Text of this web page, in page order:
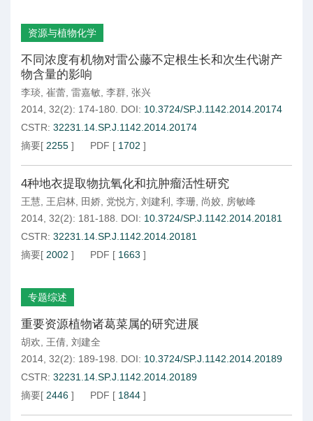
资源与植物化学
不同浓度有机物对雷公藤不定根生长和次生代谢产
物含量的影响
李琰 崔蕾 雷嘉敏 李群 张兴
2014, 32(2): 174-180. DOI: 10.3724/SP.J.1142.2014.20174
CSTR: 32231.14.SP.J.1142.2014.20174
摘要[ 2255 ] PDF [ 1702 ]
4种地衣提取物抗氧化和抗肿瘤活性研究
王慧 王启林 田娇 党悦方 刘建利 李珊 尚姣
房敏峰
2014, 32(2): 181-188.
DOI: 10.3724/SP.J.1142.2014.20181
CSTR: 32231.14.SP.J.1142.2014.20181
摘要[ 2002 ] PDF [ 1663 ]
专题综述
重要资源植物诸葛菜属的研究进展
胡欢 王倩 刘建全
2014, 32(2): 189-198.
DOI: 10.3724/SP.J.1142.2014.20189
CSTR: 32231.14.SP.J.1142.2014.20189
摘要[ 2446 ] PDF [ 1844 ]